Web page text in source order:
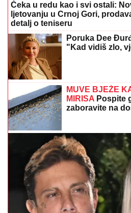
Čeka u redu kao i svi ostali:
ljetovanju u Crnoj Gori,
detalj o teniseru
Poruka Dee
"Kad vidiš zlo,
MUVE BJEŽE
MIRISA Pospite
zaboravite na